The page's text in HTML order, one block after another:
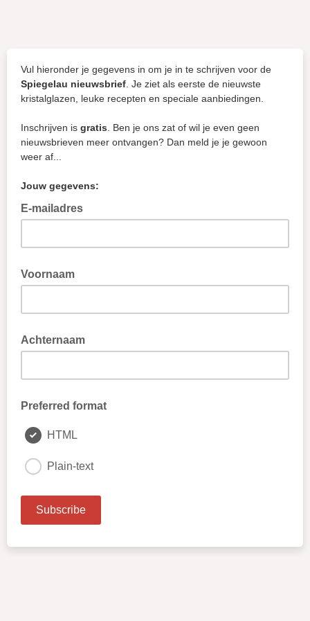
Vul hieronder je gegevens in om je in te schrijven voor de
Spiegelau nieuwsbrief . Je ziet als eerste de nieuwste
kristalglazen, leuke recepten en speciale aanbiedingen.
Inschrijven is gratis . Ben je ons zat of wil je even geen
nieuwsbrieven meer ontvangen? Dan meld je je gewoon
weer af...
Jouw gegevens:
E-mailadres
Voornaam
Achternaam
Preferred format
HTML
Plain-text